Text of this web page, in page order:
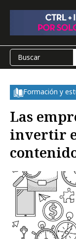
Formación y
Las
invertir